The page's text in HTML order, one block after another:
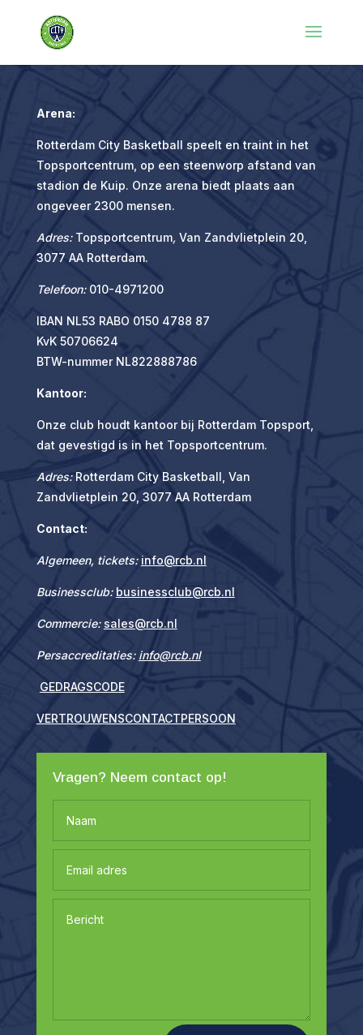
Arena:
Rotterdam City Basketball speelt en traint in het
Topsportcentrum, op een steenworp afstand van
stadion de Kuip. Onze arena biedt plaats aan
ongeveer 2300 mensen.
Adres: Topsportcentrum, Van Zandvlietplein 20,
3077 AA Rotterdam.
Telefoon: 010-4971200
IBAN NL53 RABO 0150 4788 87
KvK 50706624
BTW-nummer NL822888786
Kantoor:
Onze club houdt kantoor bij Rotterdam Topsport,
dat gevestigd is in het Topsportcentrum.
Adres: Rotterdam City Basketball, Van
Zandvlietplein 20, 3077 AA Rotterdam
Contact:
Algemeen, tickets: info@rcb.nl
Businessclub: businessclub@rcb.nl
Commercie: sales@rcb.nl
Persaccreditaties: info@rcb.nl
GEDRAGSCODE
VERTROUWENSCONTACTPERSOON
Vragen? Neem contact op!